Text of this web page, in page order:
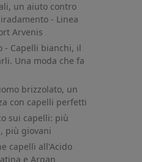
un aiuto contro
- Linea
Arvenis
- Capelli bianchi, il
Una moda che fa
brizzolato, un
con capelli perfetti
sui capelli: più
più giovani
capelli all'Acido
e Argan